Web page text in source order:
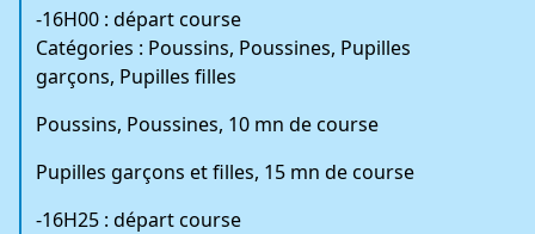
-16H00 : départ course
Catégories : Poussins, Poussines, Pupilles
garçons, Pupilles filles
Poussins, Poussines, 10 mn de course
Pupilles garçons et filles, 15 mn de course
-16H25 : départ course